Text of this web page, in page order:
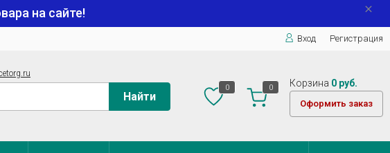
на сайте!
Вход Регистрация
Найти
0 0 Корзина 0 руб.
Оформить заказ